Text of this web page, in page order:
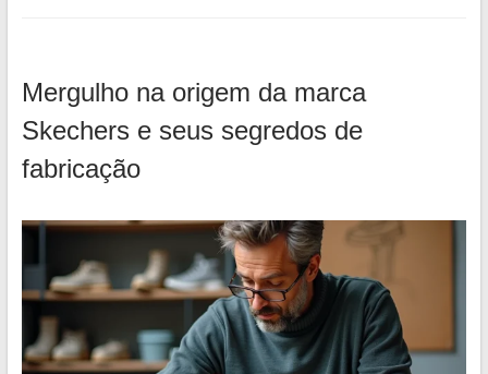
Mergulho na origem da marca
Skechers e seus segredos de
fabricação